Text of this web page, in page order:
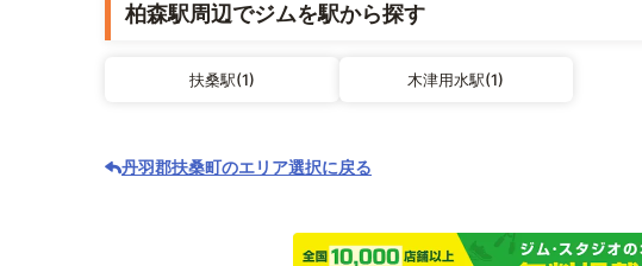
柏森駅周辺でジムを駅から探す
扶桑駅(1) 木津用水駅(1)
丹羽郡扶桑町のエリア選択に戻る